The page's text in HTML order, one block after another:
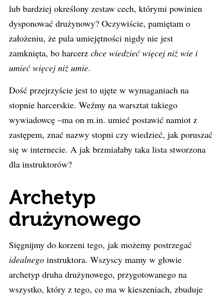
lub bardziej określony zestaw cech, którymi powinien
dysponować drużynowy? Oczywiście, pamiętam o
założeniu, że pula umiejętności nigdy nie jest
zamknięta, bo harcerz chce wiedzieć więcej niż wie i
umieć więcej niż umie.
Dość przejrzyście jest to ujęte w wymaganiach na
stopnie harcerskie. Weźmy na warsztat takiego
wywiadowcę –ma on m.in. umieć postawić namiot z
zastępem, znać nazwy stopni czy wiedzieć, jak poruszać
się w internecie. A jak brzmiałaby taka lista stworzona
dla instruktorów?
Archetyp
drużynowego
Sięgnijmy do korzeni tego, jak możemy postrzegać
idealnego instruktora. Wszyscy mamy w głowie
archetyp druha drużynowego, przygotowanego na
wszystko, który z tego, co ma w kieszeniach, zbuduje